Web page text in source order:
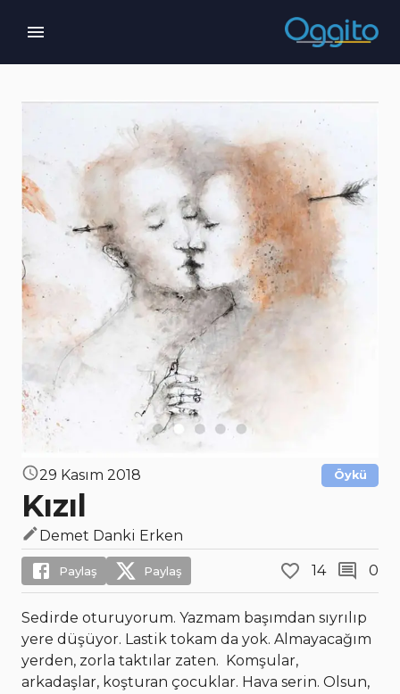
29 Kasım 2018 Öykü
Kızıl
Demet Danki Erken
Paylaş Paylaş 14 0
Sedirde oturuyorum. Yazmam başımdan sıyrılıp
yere düşüyor. Lastik tokam da yok. Almayacağım
yerden, zorla taktılar zaten. Komşular,
arkadaşlar, koşturan çocuklar. Hava serin. Olsun,